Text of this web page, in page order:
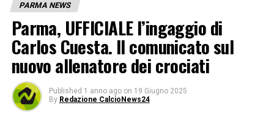
PARMA NEWS
Parma, UFFICIALE l’ingaggio di
Carlos Cuesta. Il comunicato sul
nuovo allenatore dei crociati
Published 1 anno ago on 19 Giugno 2025
By Redazione CalcioNews24